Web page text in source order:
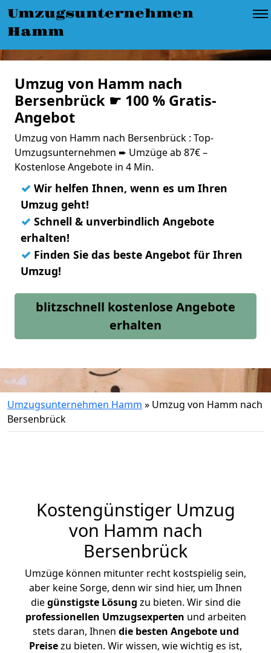
Umzugsunternehmen
Hamm
Umzug von Hamm nach
Bersenbrück ☛ 100 % Gratis-
Angebot
Umzug von Hamm nach Bersenbrück : Top-
Umzugsunternehmen ➨ Umzüge ab 87€ –
Kostenlose Angebote in 4 Min.
✓ Wir helfen Ihnen, wenn es um Ihren
Umzug geht!
✓ Schnell & unverbindlich Angebote
erhalten!
✓ Finden Sie das beste Angebot für Ihren
Umzug!
blitzschnell kostenlose Angebote
erhalten
Umzugsunternehmen Hamm » Umzug von Hamm nach
Bersenbrück
Kostengünstiger Umzug
von Hamm nach
Bersenbrück
Umzüge können mitunter recht kostspielig sein,
aber keine Sorge, denn wir sind hier, um Ihnen
diegünstigste Lösung zu bieten. Wir sind die
professionellen Umzugsexperten und arbeiten
stets daran, Ihnen die besten Angebote und
Preisezu bieten. Wir wissen, wie wichtig es ist,